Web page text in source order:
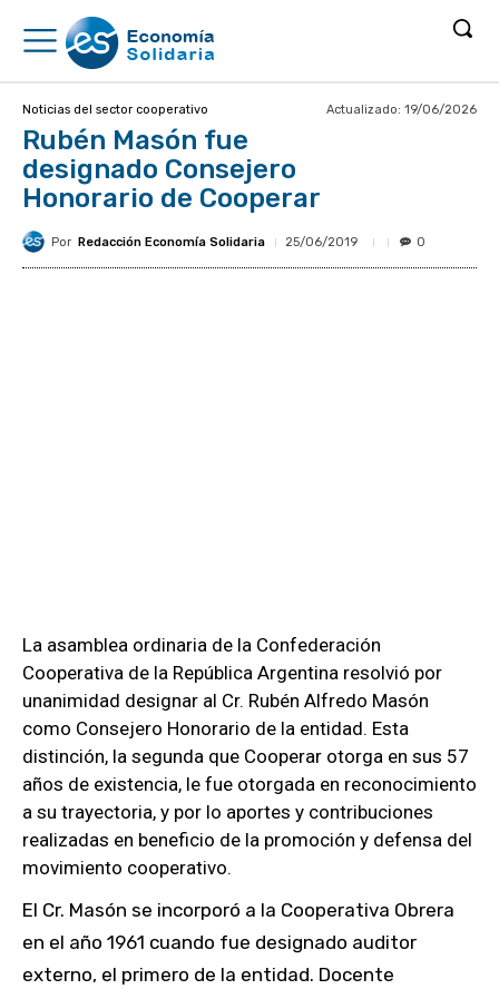
Noticias del sector cooperativo Actualizado: 19/06/2026
Rubén Masón fue
designado Consejero
Honorario de Cooperar
Por Redacción Economía Solidaria 25/06/2019 0
La asamblea ordinaria de la Confederación
Cooperativa de la República Argentina resolvió por
unanimidad designar al Cr. Rubén Alfredo Masón
como Consejero Honorario de la entidad. Esta
distinción, la segunda que Cooperar otorga en sus 57
años de existencia, le fue otorgada en reconocimiento
a su trayectoria, y por lo aportes y contribuciones
realizadas en beneficio de la promoción y defensa del
movimiento cooperativo.
El Cr. Masón se incorporó a la Cooperativa Obrera
en el año 1961 cuando fue designado auditor
externo, el primero de la entidad. Docente